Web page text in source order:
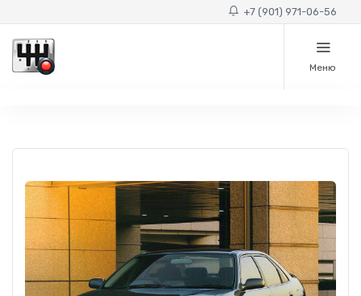
+7 (901) 971-06-56
Меню